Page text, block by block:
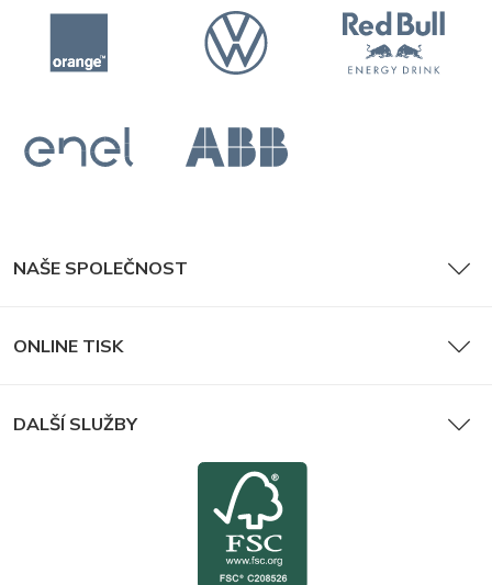
NAŠE SPOLEČNOST
ONLINE TISK
DALŠÍ SLUŽBY